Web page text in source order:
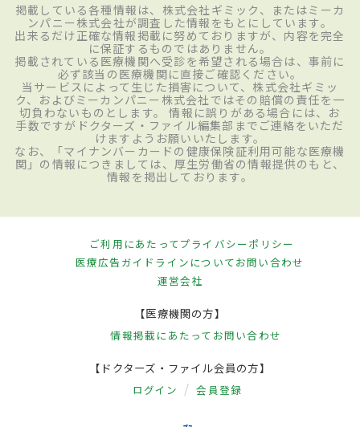
掲載している各種情報は、株式会社ギミック、またはミーカ
ンパニー株式会社が調査した情報をもとにしています。
出来るだけ正確な情報掲載に努めておりますが、内容を完全
に保証するものではありません。
掲載されている医療機関へ受診を希望される場合は、事前に
必ず該当の医療機関に直接ご確認ください。
当サービスによって生じた損害について、株式会社ギミッ
ク、およびミーカンパニー株式会社ではその賠償の責任を一
切負わないものとします。 情報に誤りがある場合には、お
手数ですがドクターズ・ファイル編集部までご連絡をいただ
けますようお願いいたします。
なお、「マイナンバーカードの健康保険証利用可能な医療機
関」の情報につきましては、厚生労働省の情報提供のもと、
情報を掲出しております。
ご利用にあたってプライバシーポリシー
医療広告ガイドラインについてお問い合わせ
運営会社
【医療機関の方】
情報掲載にあたって お問い合わせ
【ドクターズ・ファイル会員の方】
ログイン 会員登録